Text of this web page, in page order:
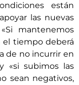
están
las nuevas
mantenemos
tiempo deberá
de no incurrir en
«si subimos las
sean negativos,